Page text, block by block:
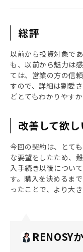
総評
以前から投資対象で
も、以前から魅力は
ては、営業の方の信
すので、詳細は割愛
どとてもわかりやすか
改善して欲
今回の契約は、とて
な要望をしたため、
入手続き以後につい
す。購入を決めるま
ったことで、より大
RENOSY